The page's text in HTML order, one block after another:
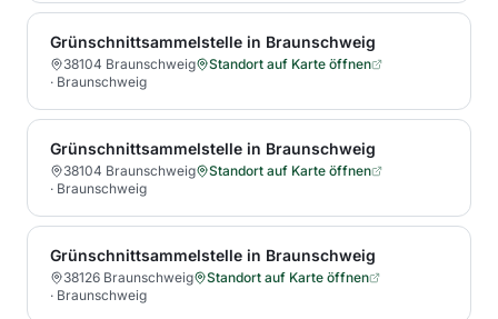
Grünschnittsammelstelle in Braunschweig
38104 Braunschweig
Standort auf Karte öffnen
· Braunschweig
Grünschnittsammelstelle in Braunschweig
38104 Braunschweig
Standort auf Karte öffnen
· Braunschweig
Grünschnittsammelstelle in Braunschweig
38126 Braunschweig
Standort auf Karte öffnen
· Braunschweig